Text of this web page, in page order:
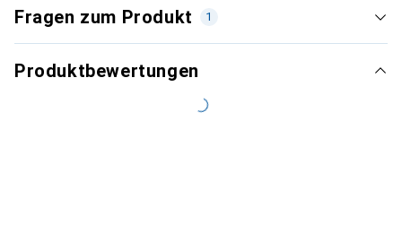
Fragen zum Produkt 1
Produktbewertungen